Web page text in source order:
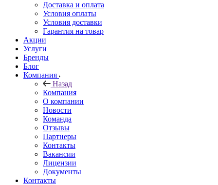
Доставка и оплата
Условия оплаты
Условия доставки
Гарантия на товар
Акции
Услуги
Бренды
Блог
Компания
Назад
Компания
О компании
Новости
Команда
Отзывы
Партнеры
Контакты
Вакансии
Лицензии
Документы
Контакты